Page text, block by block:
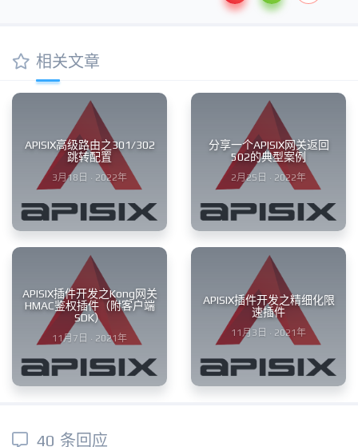
相关文章
APISIX高级路由之301/302
跳转配置
3月18日 · 2022年
分享一个APISIX网关返回
502的典型案例
2月25日 · 2022年
APISIX插件开发之Kong网关
HMAC鉴权插件（附客户端
SDK）
11月7日 · 2021年
APISIX插件开发之精细化限
速插件
11月3日 · 2021年
40 条回应